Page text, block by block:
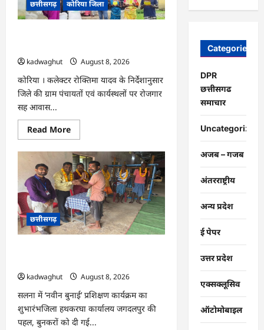
का
शिकंजा,
की
अंग्रेजी
शराब
जब्त
…
छत्तीसगढ़ कोरिया जिला
kadwaghut
August 8, 2026
कोरिया । कलेक्टर रोक्तिमा यादव के निर्देशानुसार
जिले की ग्राम पंचायतों एवं कार्यस्थलों पर रोजगार
सह आवास...
Read MoreRead
more
CG
:
ग्राम
पंचायतों
में
रोजगार
सह
आवास
दिवस
आयोजित
…
छत्तीसगढ़
kadwaghut
August 8, 2026
सलना में ‘नवीन बुनाई’ प्रशिक्षण कार्यक्रम का
शुभारंभजिला हथकरघा कार्यालय जगदलपुर की
पहल, बुनकरों को दी गई...
Categories
DPR
छत्तीसगढ
समाचार
Uncategorized
अजब – गजब
अंतरराष्ट्रीय
अन्य प्रदेश
ई पेपर
उत्तर प्रदेश
एक्सक्लूसिव
ऑटोमोबाइल